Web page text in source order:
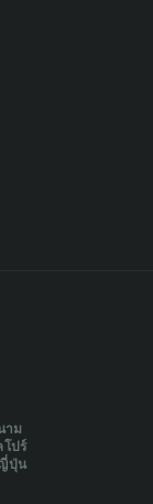
าม
โปร์
ญี่ปุ่น